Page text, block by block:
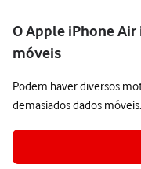
O Apple iPhone
móveis
Podem haver diversos
demasiados dados móveis.